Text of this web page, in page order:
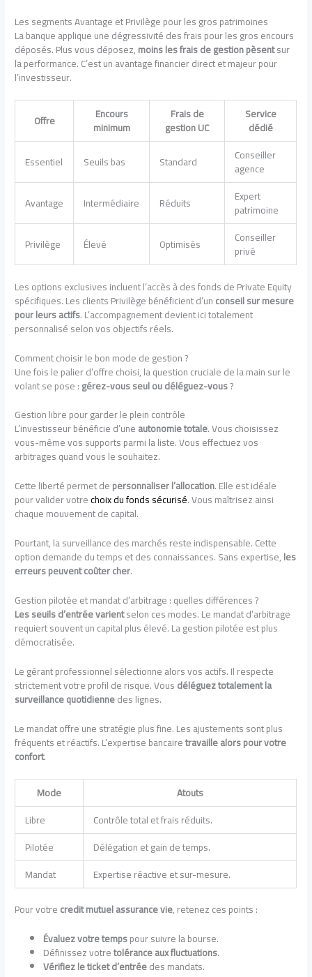
Les segments Avantage et Privilège pour les gros patrimoines
La banque applique une dégressivité des frais pour les gros encours
déposés. Plus vous déposez,moins les frais de gestion pèsentsur
la performance. C’est un avantage financier direct et majeur pour
l’investisseur.
Offre Encours
minimum
Frais de
gestion UC
Service
dédié
Essentiel
Seuils bas Standard Conseiller
agence
Avantage
Intermédiaire Réduits Expert
patrimoine
Privilège
Élevé Optimisés Conseiller
privé
Les options exclusives incluent l’accès à des fonds de Private Equity
spécifiques. Les clients Privilège bénéficient d’unconseil sur mesure
pour leurs actifs. L’accompagnement devient ici totalement
personnalisé selon vos objectifs réels.
Comment choisir le bon mode de gestion ?
Une fois le palier d’offre choisi, la question cruciale de la main sur le
volant se pose :gérez-vous seul ou déléguez-vous?
Gestion libre pour garder le plein contrôle
L’investisseur bénéficie d’uneautonomie totale. Vous choisissez
vous-même vos supports parmi la liste. Vous effectuez vos
arbitrages quand vous le souhaitez.
Cette liberté permet depersonnaliser l’allocation. Elle est idéale
pour valider votrechoix du fonds sécurisé. Vous maîtrisez ainsi
chaque mouvement de capital.
Pourtant, la surveillance des marchés reste indispensable. Cette
option demande du temps et des connaissances. Sans expertise,les
erreurs peuvent coûter cher.
Gestion pilotée et mandat d’arbitrage : quelles différences ?
Les seuils d’entrée varientselon ces modes. Le mandat d’arbitrage
requiert souvent un capital plus élevé. La gestion pilotée est plus
démocratisée.
Le gérant professionnel sélectionne alors vos actifs. Il respecte
strictement votre profil de risque. Vousdéléguez totalement la
surveillance quotidiennedes lignes.
Le mandat offre une stratégie plus fine. Les ajustements sont plus
fréquents et réactifs. L’expertise bancairetravaille alors pour votre
confort.
Mode
Atouts
Libre
Contrôle total et frais réduits.
Pilotée
Délégation et gain de temps.
Mandat
Expertise réactive et sur-mesure.
Pour votrecredit mutuel assurance vie, retenez ces points :
Évaluez votre tempspour suivre la bourse.
Définissez votretolérance aux fluctuations.
Vérifiez le ticket d’entréedes mandats.